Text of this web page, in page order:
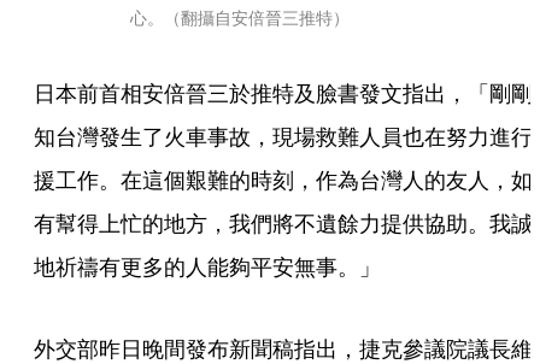
心。（翻攝自安倍晉三推特）
日本前首相安倍晉三於推特及臉書發文指出，「剛剛
知台灣發生了火車事故，現場救難人員也在努力進行
援工作。在這個艱難的時刻，作為台灣人的友人，如
有幫得上忙的地方，我們將不遺餘力提供協助。我誠
地祈禱有更多的人能夠平安無事。」
外交部昨日晚間發布新聞稿指出，捷克參議院議長維